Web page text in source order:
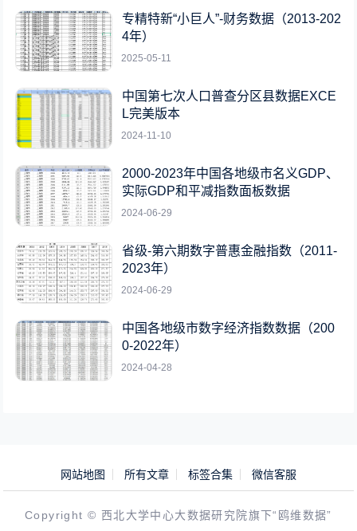
专精特新“小巨人”-财务数据（2013-202
4年）
2025-05-11
中国第七次人口普查分区县数据EXCE
L完美版本
2024-11-10
2000-2023年中国各地级市名义GDP、
实际GDP和平减指数面板数据
2024-06-29
省级-第六期数字普惠金融指数（2011-
2023年）
2024-06-29
中国各地级市数字经济指数数据（200
0-2022年）
2024-04-28
网站地图 所有文章 标签合集 微信客服
Copyright © 西北大学中心大数据研究院旗下“鸥维数据”